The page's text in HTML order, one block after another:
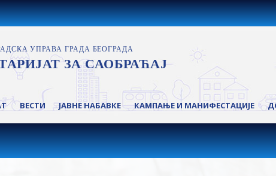
ВЕСТИ ЈАВНЕ НАБАВКЕ КАМПАЊЕ И МАНИФЕСТАЦИЈЕ